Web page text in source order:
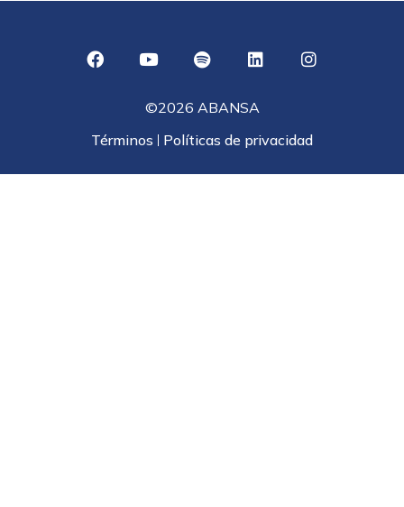
©2026 ABANSA
Términos
Políticas de privacidad